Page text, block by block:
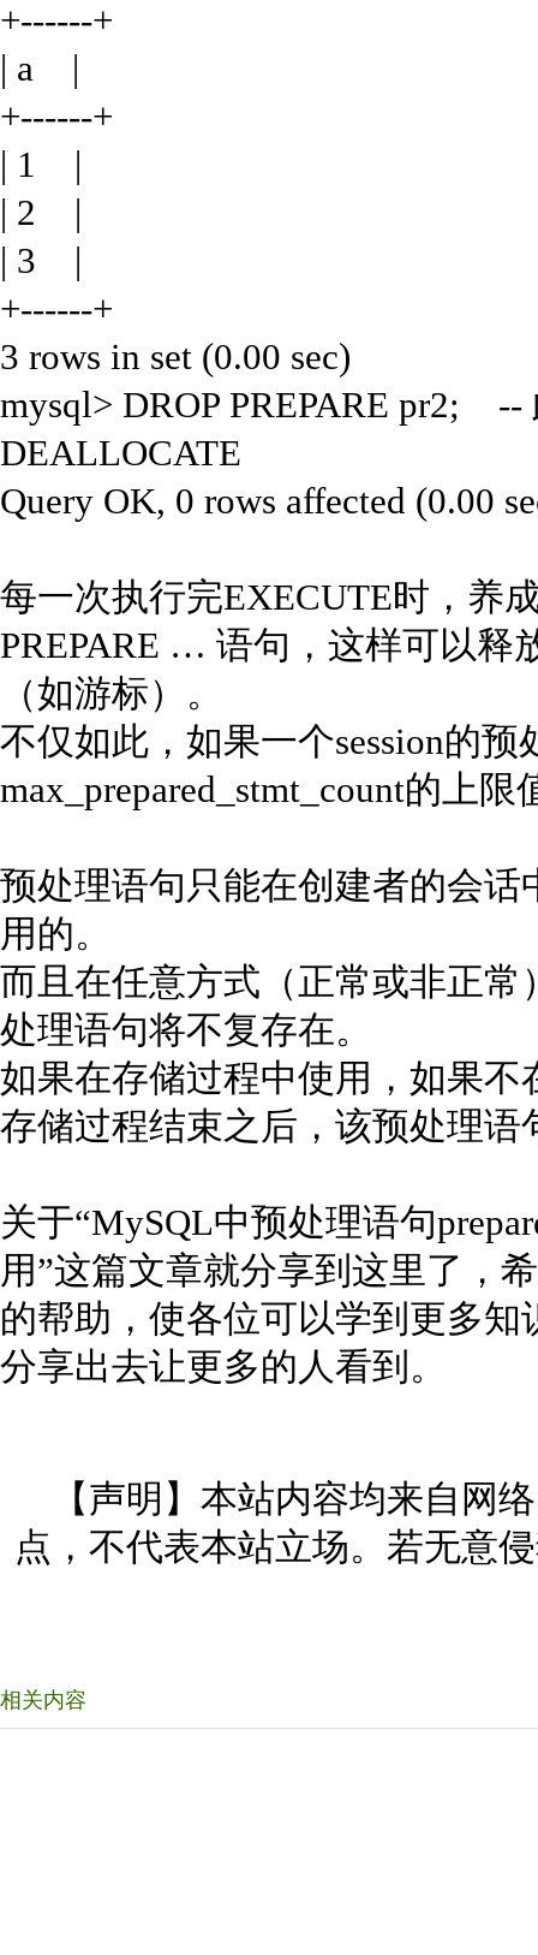
+------+
| a |
+------+
| 1 |
| 2 |
| 3 |
+------+
3 rows in set (0.00 sec)
mysql> DROP PREPARE pr2; --
DEALLOCATE
Query OK, 0 rows affected (0.00
每一次执行完EXECUTE时，养
PREPARE … 语句，这样可以释
（如游标）。
不仅如此，如果一个session的
max_prepared_stmt_count的上限
预处理语句只能在创建者的会
用的。
而且在任意方式（正常或非正
处理语句将不复存在。
如果在存储过程中使用，如果
存储过程结束之后，该预处理语
关于“MySQL中预处理语句
用”这篇文章就分享到这里了，
的帮助，使各位可以学到更多
分享出去让更多的人看到。
【声明】本站内容均来自网
点，不代表本站立场。若无意
相关内容